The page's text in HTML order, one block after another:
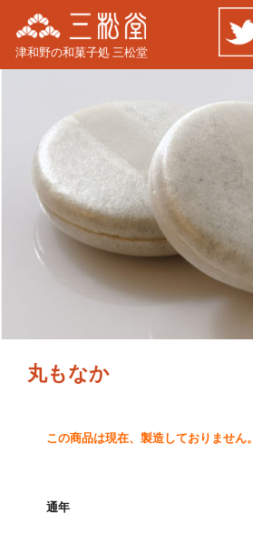
津和野の和菓子処 三松堂
丸もなか
この商品は現在、製造しておりません。
通年